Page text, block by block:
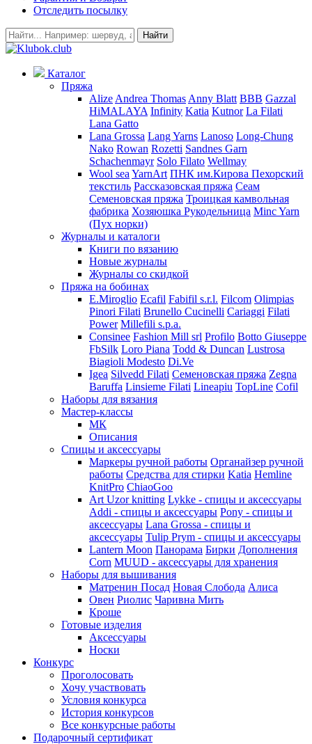
Отследить посылку
Найти
Каталог
Пряжа
Alize Andrea Thomas Anny Blatt BBB Gazzal
HiMALAYA Infinity Katia Kutnor La Filati
Lana Gatto
Lana Grossa Lang Yarns Lanoso Long-Chung
Nako Rowan Rozetti Sandnes Garn
Schachenmayr Solo Filato Wellmay
Wool sea YarnArt ПНК им.Кирова Пехорский
текстиль Рассказовская пряжа Сеам
Семеновская пряжа Троицкая камвольная
фабрика Хозяюшка Рукодельница Minc Yarn
(Пух норки)
Журналы и каталоги
Книги по вязанию
Новые журналы
Журналы со скидкой
Пряжа на бобинах
E.Miroglio Ecafil Fabifil s.r.l. Filcom Olimpias
Pinori Filati Brunello Cucinelli Cariaggi Filati
Power Millefili s.p.a.
Consinee Fashion Mill srl Profilo Botto Giuseppe
FbSilk Loro Piana Todd & Duncan Lustrosa
Biagioli Modesto Di.Ve
Igea Silvedd Filati Семеновская пряжа Zegna
Baruffa Linsieme Filati Lineapiu TopLine Cofil
Наборы для вязания
Мастер-классы
МК
Описания
Спицы и аксессуары
Маркеры ручной работы Органайзер ручной
работы Средства для стирки Katia Hemline
KnitPro ChiaoGoo
Art Uzor knitting Lykke - спицы и аксессуары
Addi - спицы и аксессуары Pony - спицы и
аксессуары Lana Grossa - спицы и
аксессуары Tulip Prym - спицы и аксессуары
Lantern Moon Панорама Бирки Дополнения
Corn MUUD - аксессуары для хранения
Наборы для вышивания
Матренин Посад Новая Слобода Алиса
Овен Риолис Чаривна Мить
Кроше
Готовые изделия
Аксессуары
Носки
Конкурс
Проголосовать
Хочу участвовать
Условия конкурса
История конкурсов
Все конкурсные работы
Подарочный сертификат